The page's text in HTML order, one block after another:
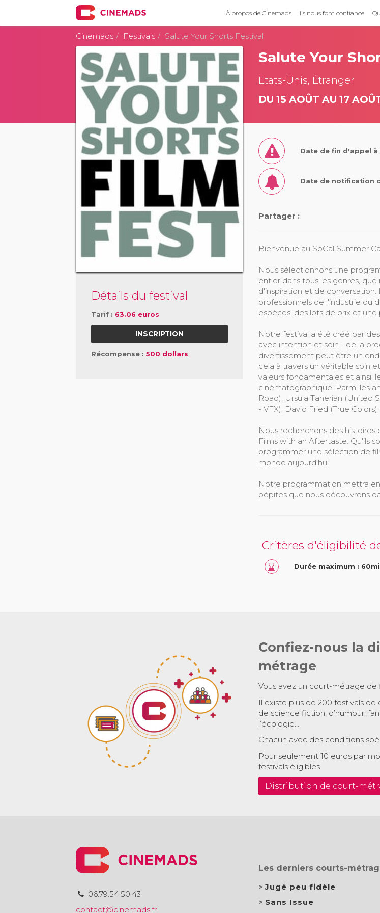
À propos de Cinemads Ils nous font confiance
Cinemads Festivals Salute Your Shorts Festival
Détails du festival
Tarif : 63.06 euros
INSCRIPTION
Récompense :500 dollars
Salute Your
Etats-Unis, Étranger
DU 15 AOÛT AU 17
Date de fin d'appel à
Date de notification
Partager :
Bienvenue au SoCal Summer
Nous sélectionnons une
entier dans tous les genres,
d'inspiration et de
professionnels de l'industrie du
espèces, des lots de prix et
Notre festival a été créé par
avec intention et soin - de la
divertissement peut être un
cela à travers un véritable soin
valeurs fondamentales et ainsi,
cinématographique. Parmi les
Road), Ursula Taherian (United
- VFX), David Fried (True
Nous recherchons des
Films with an Aftertaste. Qu'ils
programmer une sélection de
monde aujourd'hui.
Notre programmation mettra
pépites que nous découvrons
Critères d'éligibilité
Durée maximum :
Confiez-nous la
métrage
Vous avez un court-métrage
Il existe plus de 200 festivals
de science fiction, d’humour,
l’écologie…
Chacun avec des conditions
Pour seulement 10 euros par
festivals éligibles.
Distribution de court-
06.79.54.50.43
contact@cinemads.fr
Les derniers courts-
Jugé peu fidèle
Sans Issue